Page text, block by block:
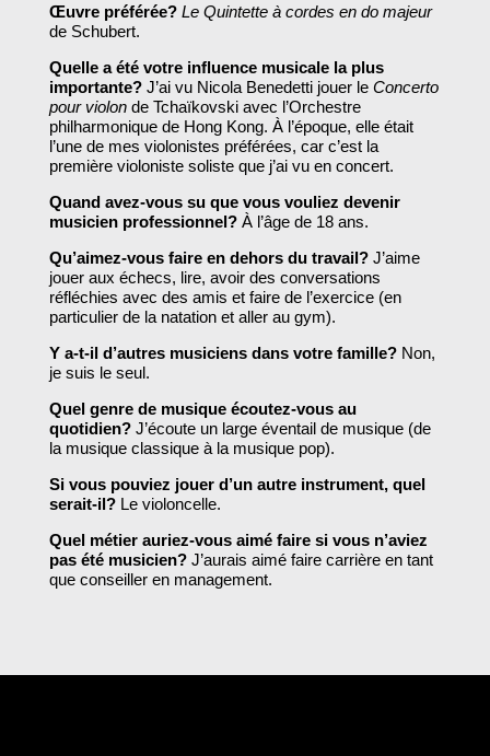
Œuvre préférée? Le Quintette à cordes en do majeur
de Schubert.
Quelle a été votre influence musicale la plus
importante? J’ai vu Nicola Benedetti jouer le Concerto
pour violonde Tchaïkovski avec l’Orchestre
philharmonique de Hong Kong. À l’époque, elle était
l’une de mes violonistes préférées, car c’est la
première violoniste soliste que j’ai vu en concert.
Quand avez-vous su que vous vouliez devenir
musicien professionnel? À l’âge de 18 ans.
Qu’aimez-vous faire en dehors du travail? J’aime
jouer aux échecs, lire, avoir des conversations
réfléchies avec des amis et faire de l’exercice (en
particulier de la natation et aller au gym).
Y a-t-il d’autres musiciens dans votre famille? Non,
je suis le seul.
Quel genre de musique écoutez-vous au
quotidien? J’écoute un large éventail de musique (de
la musique classique à la musique pop).
Si vous pouviez jouer d’un autre instrument, quel
serait-il? Le violoncelle.
Quel métier auriez-vous aimé faire si vous n’aviez
pas été musicien? J’aurais aimé faire carrière en tant
que conseiller en management.